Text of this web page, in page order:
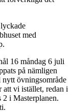
med
16 måndag 6 juli
på nämligen
övningsområde
att vi istället, redan i
2 i Masterplanen.